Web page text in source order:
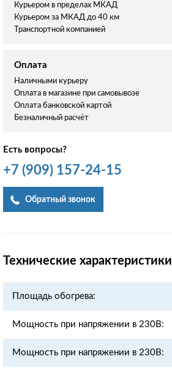
Курьером в пределах МКАД
Курьером за МКАД до 40 км
Транспортной компанией
Оплата
Наличными курьеру
Оплата в магазине при самовывозе
Оплата банковской картой
Безналичный расчёт
Есть вопросы?
+7 (909) 157-24-15
Обратный звонок
Технические характеристики
Площадь обогрева:
Мощность при напряжении в 230В:
Мощность при напряжении в 230В: